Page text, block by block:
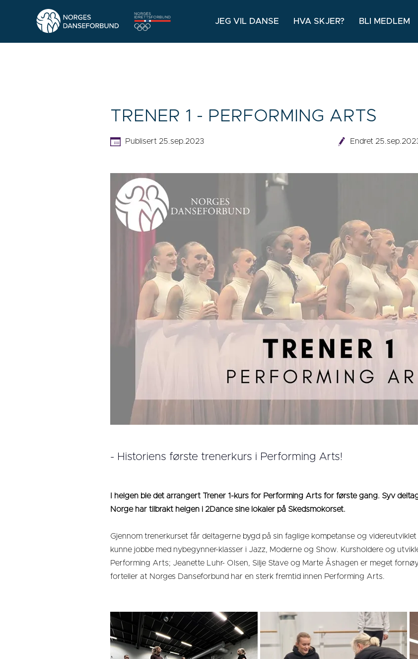
JEG VIL DANSE HVA SKJER? BLI MEDLEM
TRENER 1 - PERFORMING ARTS
Publisert 25.sep.2023 Endret
- Historiens første trenerkurs i Performing Arts!
I helgen ble det arrangert Trener 1-kurs for Performing Arts for første gang. Syv
Norge har tilbrakt helgen i 2Dance sine lokaler på Skedsmokorset.
Gjennom trenerkurset får deltagerne bygd på sin faglige kompetanse og
kunne jobbe med nybegynner-klasser i Jazz, Moderne og Show. Kursholdere og
Performing Arts; Jeanette Luhr- Olsen, Silje Stave og Marte Åshagen er meget
forteller at Norges Danseforbund har en sterk fremtid innen Performing Arts.